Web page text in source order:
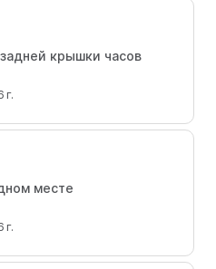
крышки часов
г.
месте
г.